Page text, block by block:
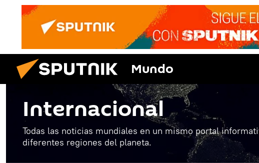
Mundo
Internacional
Todas las noticias mundiales en un mismo portal
diferentes regiones del planeta.